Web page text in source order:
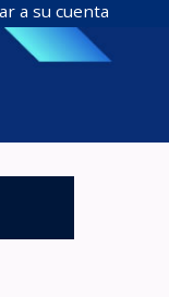
a su cuenta